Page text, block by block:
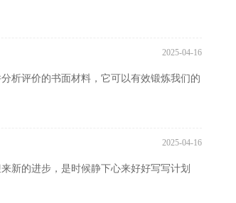
2025-04-16
析评价的书面材料，它可以有效锻炼我们的
2025-04-16
新的进步，是时候静下心来好好写写计划